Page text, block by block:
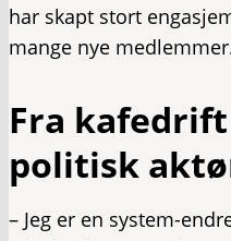
har skapt stort
mange nye
Fra
politisk
– Jeg er en system-